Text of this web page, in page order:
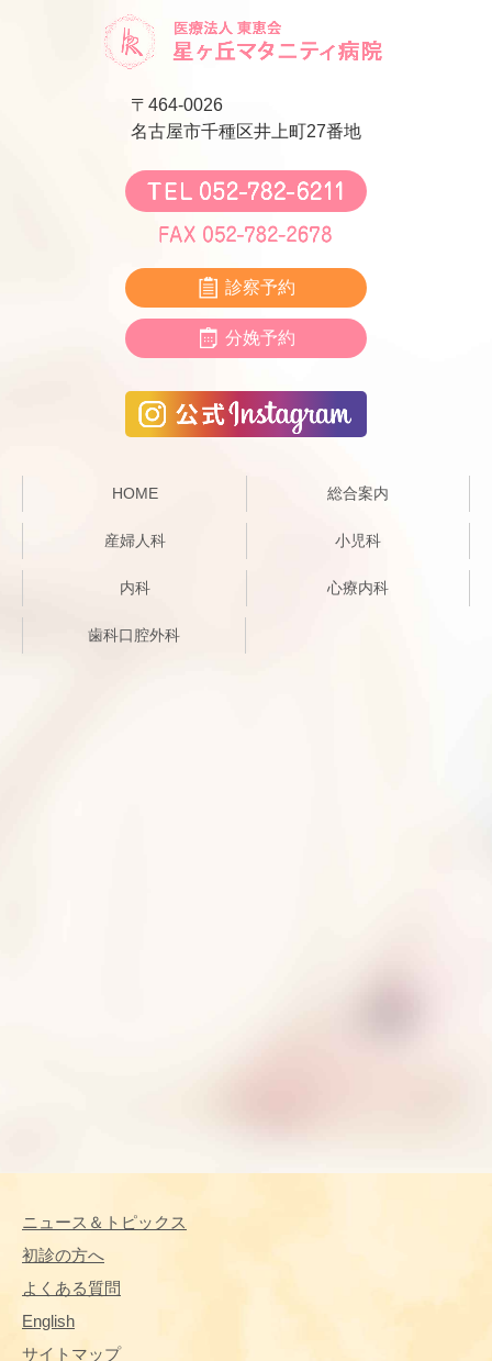
〒464-0026
名古屋市千種区井上町27番地
診察予約
分娩予約
HOME 総合案内
産婦人科 小児科
内科 心療内科
歯科口腔外科
ニュース＆トピックス
初診の方へ
よくある質問
English
サイトマップ